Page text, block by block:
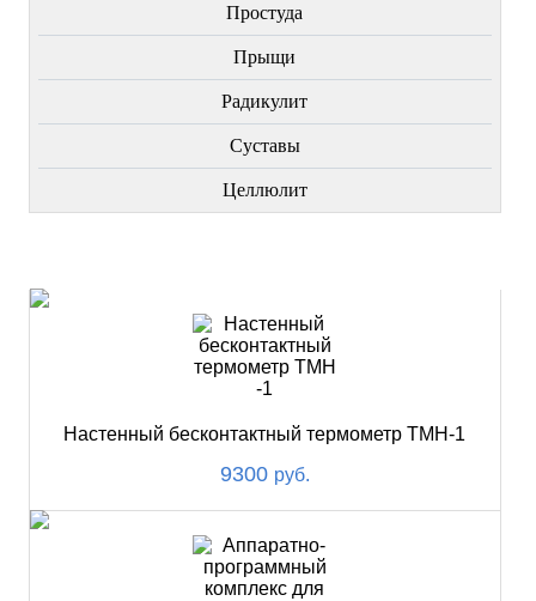
Простуда
Прыщи
Радикулит
Суставы
Целлюлит
Настенный бесконтактный термометр ТМН-1
9300 руб.